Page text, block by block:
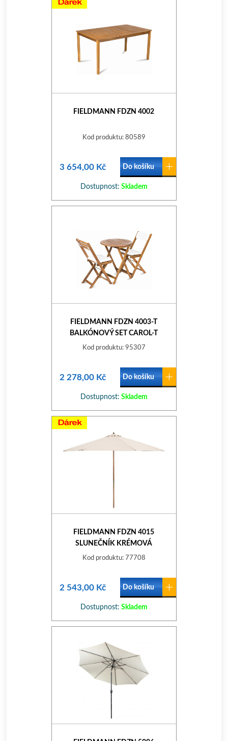
FIELDMANN FDZN 4002
Kod produktu: 80589
3 654,00 Kč Do košíku
Dostupnost: Skladem
FIELDMANN FDZN 4003-T
BALKÓNOVÝ SET CAROL-T
HNĚDÁ
Kod produktu: 95307
2 278,00 Kč Do košíku
Dostupnost: Skladem
FIELDMANN FDZN 4015
SLUNEČNÍK KRÉMOVÁ
Kod produktu: 77708
2 543,00 Kč Do košíku
Dostupnost: Skladem